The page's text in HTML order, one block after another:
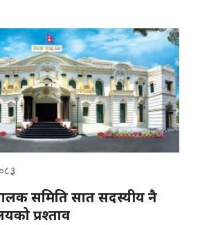
समिति सात सदस्यीय नै
प्रश्ताव